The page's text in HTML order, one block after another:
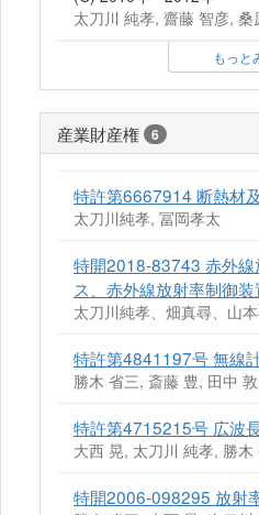
太刀川 純孝, 齋藤 智彦,
もっと
産業財産権 6
特許第6667914 断熱材
太刀川純孝, 冨岡孝太
特開2018-83743 赤外線
ス、赤外線放射率制御
太刀川純孝、畑真尋、山
特許第4841197号 無線
勝木 省三, 斎藤 豊, 田中
特許第4715215号 広波
大西 晃, 太刀川 純孝, 勝
特開2006-098295 放射